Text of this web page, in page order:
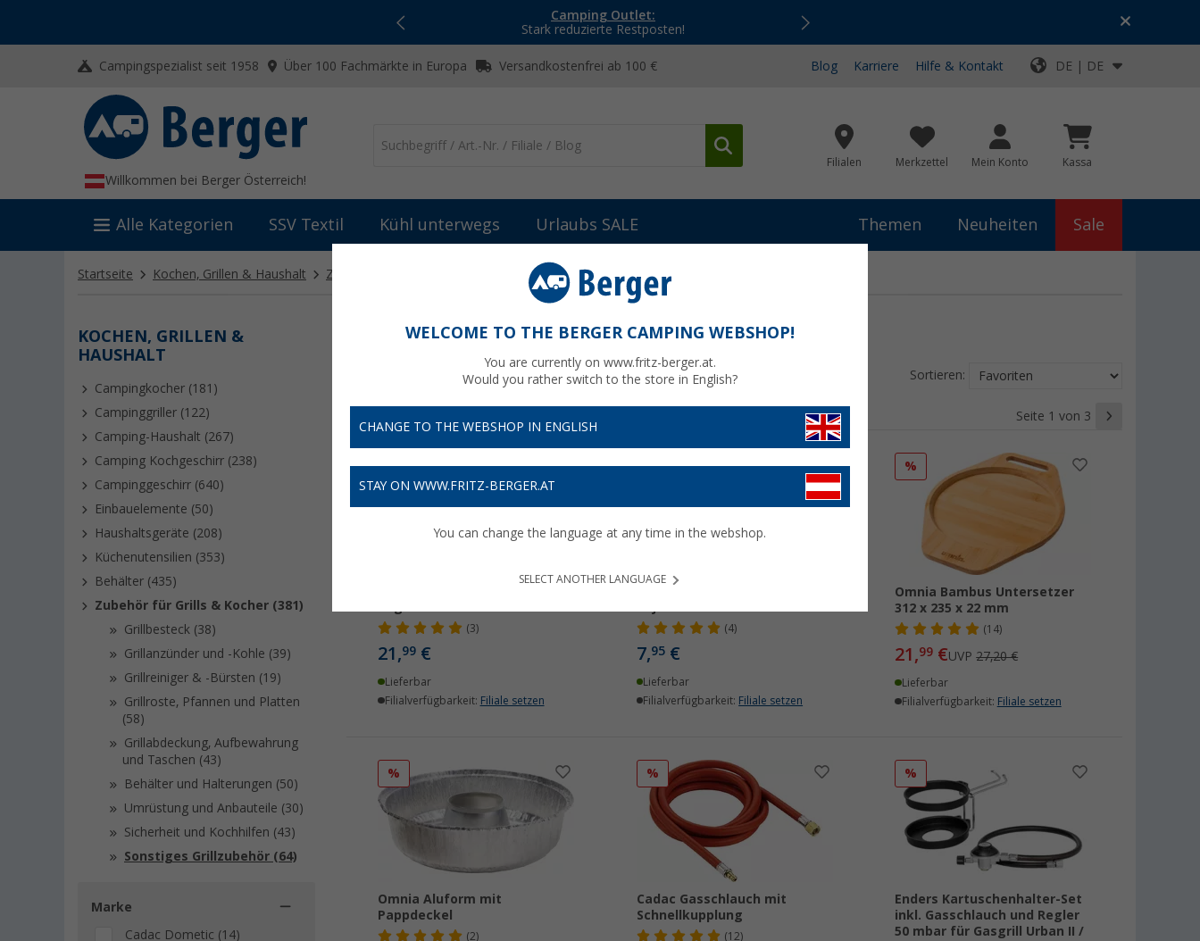
Camping Outlet:
Stark reduzierte Restposten!
Top-Deals für dein Abenteuer!
Campingspezialist seit 1958 Über 100 Fachmärkte in Europa Versandkostenfrei ab 100 € Blog Karriere Hilfe & Kontakt DE | DE
Willkommen bei Berger Österreich!
Filialen Merkzettel Mein Konto Kassa
Alle Kategorien SSV Textil Kühl unterwegs Urlaubs SALE Themen Neuheiten Sale
Startseite Kochen, Grillen & Haushalt Zubehör für Grills & Kocher Sonstiges Grillzubehör (64)
KOCHEN, GRILLEN &
HAUSHALT
Campingkocher (181)
Campinggriller (122)
Camping-Haushalt (267)
Camping Kochgeschirr (238)
Campinggeschirr (640)
Einbauelemente (50)
Haushaltsgeräte (208)
Küchenutensilien (353)
Behälter (435)
Zubehör für Grills & Kocher (381)
Grillbesteck (38)
Grillanzünder und -Kohle (39)
Grillreiniger & -Bürsten (19)
Grillroste, Pfannen und Platten
(58)
Grillabdeckung, Aufbewahrung
und Taschen (43)
Behälter und Halterungen (50)
Umrüstung und Anbauteile (30)
Sicherheit und Kochhilfen (43)
Sonstiges Grillzubehör (64)
Marke
Cadac Dometic (14)
SONSTIGES GRILLZUBEHÖR
Sortieren:
Seite 1 von 3
(3)
21,99 €
Lieferbar
Filialverfügbarkeit: Filiale setzen
(4)
7,95€
Lieferbar
Filialverfügbarkeit: Filiale setzen
%
Omnia Bambus Untersetzer
312 x 235 x 22 mm
(14)
21,99 €UVP27,20 €
Lieferbar
Filialverfügbarkeit: Filiale setzen
%
Omnia Aluform mit
Pappdeckel
(2)
%
Cadac Gasschlauch mit
Schnellkupplung
(12)
%
Enders Kartuschenhalter-Set
inkl. Gasschlauch und Regler
50 mbar für Gasgrill Urban II /
WELCOME TO THE BERGER CAMPING WEBSHOP!
You are currently on www.fritz-berger.at.
Would you rather switch to the store in English?
CHANGE TO THE WEBSHOP IN ENGLISH
STAY ON WWW.FRITZ-BERGER.AT
You can change the language at any time in the webshop.
SELECT ANOTHER LANGUAGE